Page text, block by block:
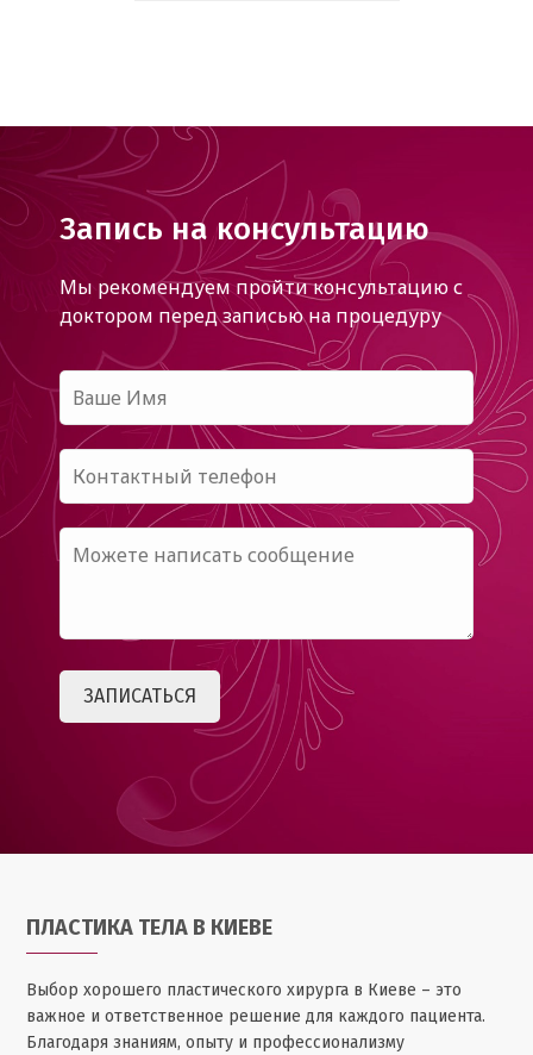
Запись на консультацию
Мы рекомендуем пройти консультацию с
доктором перед записью на процедуру
ПЛАСТИКА ТЕЛА В КИЕВЕ
Выбор хорошего пластического хирурга в Киеве – это
важное и ответственное решение для каждого пациента.
Благодаря знаниям, опыту и профессионализму